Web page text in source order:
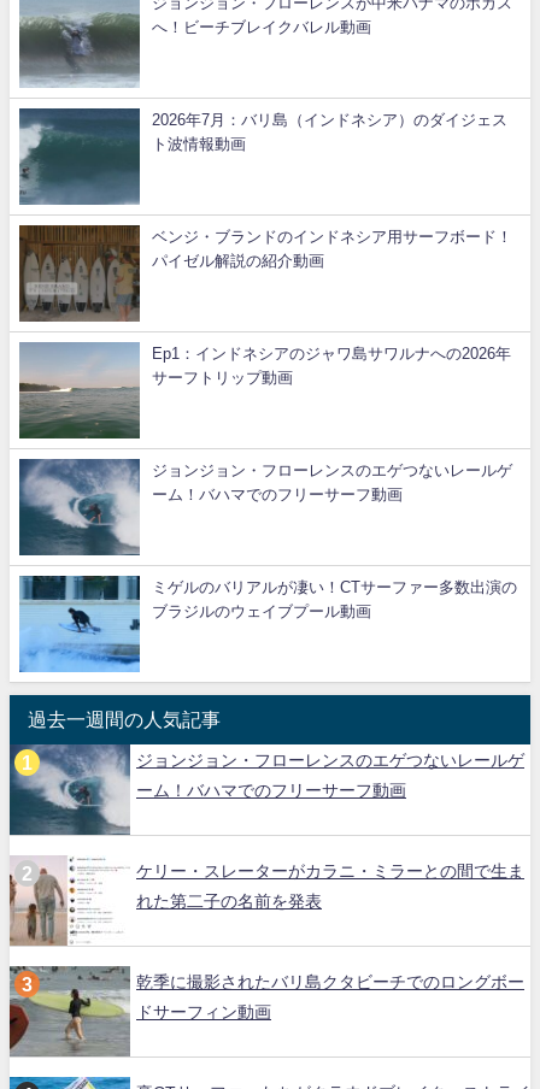
へ！ビーチブレイクバレル動画
2026年7月：バリ島（インドネシア）のダイジェス
ト波情報動画
ベンジ・ブランドのインドネシア用サーフボード！
パイゼル解説の紹介動画
Ep1：インドネシアのジャワ島サワルナへの2026年
サーフトリップ動画
ジョンジョン・フローレンスのエゲつないレールゲ
ーム！バハマでのフリーサーフ動画
ミゲルのバリアルが凄い！CTサーファー多数出演の
ブラジルのウェイブプール動画
過去一週間の人気記事
ジョンジョン・フローレンスのエゲつないレールゲ
ーム！バハマでのフリーサーフ動画
ケリー・スレーターがカラニ・ミラーとの間で生ま
れた第二子の名前を発表
乾季に撮影されたバリ島クタビーチでのロングボー
ドサーフィン動画